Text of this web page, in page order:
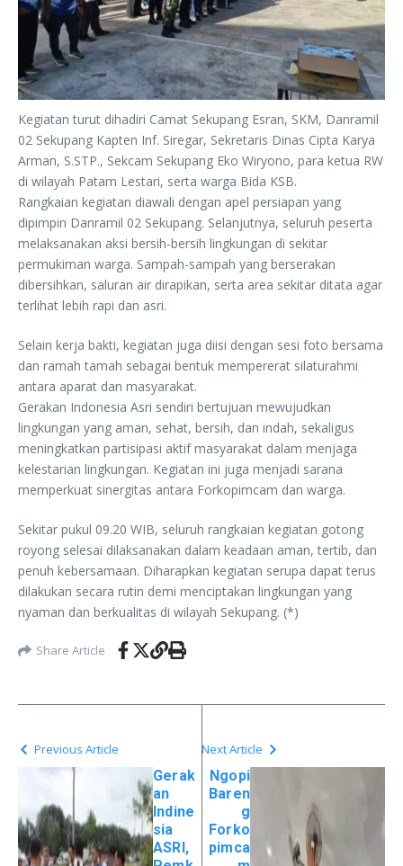
Kegiatan turut dihadiri Camat Sekupang Esran, SKM, Danramil
02 Sekupang Kapten Inf. Siregar, Sekretaris Dinas Cipta Karya
Arman, S.STP., Sekcam Sekupang Eko Wiryono, para ketua RW
di wilayah Patam Lestari, serta warga Bida KSB.
Rangkaian kegiatan diawali dengan apel persiapan yang
dipimpin Danramil 02 Sekupang. Selanjutnya, seluruh peserta
melaksanakan aksi bersih-bersih lingkungan di sekitar
permukiman warga. Sampah-sampah yang berserakan
dibersihkan, saluran air dirapikan, serta area sekitar ditata agar
terlihat lebih rapi dan asri.
Selain kerja bakti, kegiatan juga diisi dengan sesi foto bersama
dan ramah tamah sebagai bentuk mempererat silaturahmi
antara aparat dan masyarakat.
Gerakan Indonesia Asri sendiri bertujuan mewujudkan
lingkungan yang aman, sehat, bersih, dan indah, sekaligus
meningkatkan partisipasi aktif masyarakat dalam menjaga
kelestarian lingkungan. Kegiatan ini juga menjadi sarana
memperkuat sinergitas antara Forkopimcam dan warga.
Sekitar pukul 09.20 WIB, seluruh rangkaian kegiatan gotong
royong selesai dilaksanakan dalam keadaan aman, tertib, dan
penuh kebersamaan. Diharapkan kegiatan serupa dapat terus
dilakukan secara rutin demi menciptakan lingkungan yang
nyaman dan berkualitas di wilayah Sekupang. (*)
Share Article
Previous Article
Gerak
an
Indine
sia
ASRI,
Next Article
Ngopi
Baren
g
Forko
pimca